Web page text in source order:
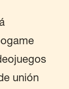
unión